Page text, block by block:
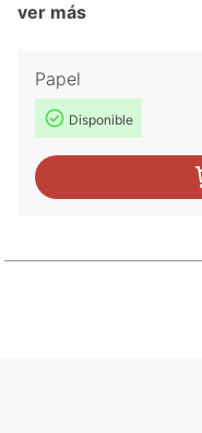
ver más
Papel
Disponible